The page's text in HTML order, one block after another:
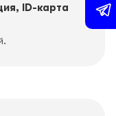
ID-карта